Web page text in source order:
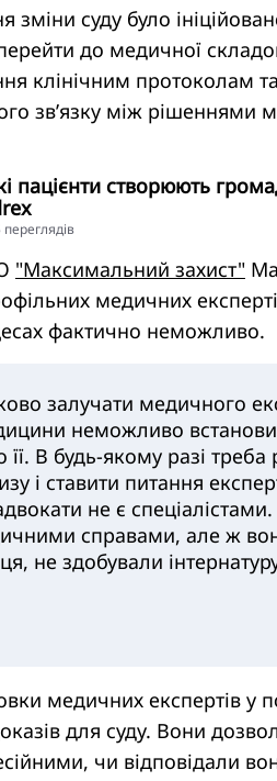
зміни суду було
до медичної
клінічним протоколам
зв’язку між рішеннями
пацієнти створюють
переглядiв
"Максимальний захист"
медичних
фактично неможливо.
залучати медичного
неможливо
її. В будь-якому разі
і ставити питання
не є
справами, але ж
не здобували
медичних експертів у
для суду. Вони
чи відповідали